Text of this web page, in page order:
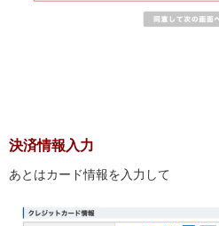
決済情報入力
あとはカード情報を入力して